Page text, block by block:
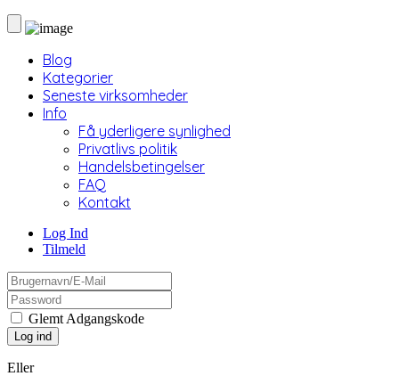
Blog
Kategorier
Seneste virksomheder
Info
Få yderligere synlighed
Privatlivs politik
Handelsbetingelser
FAQ
Kontakt
Log Ind
Tilmeld
Glemt Adgangskode
Eller